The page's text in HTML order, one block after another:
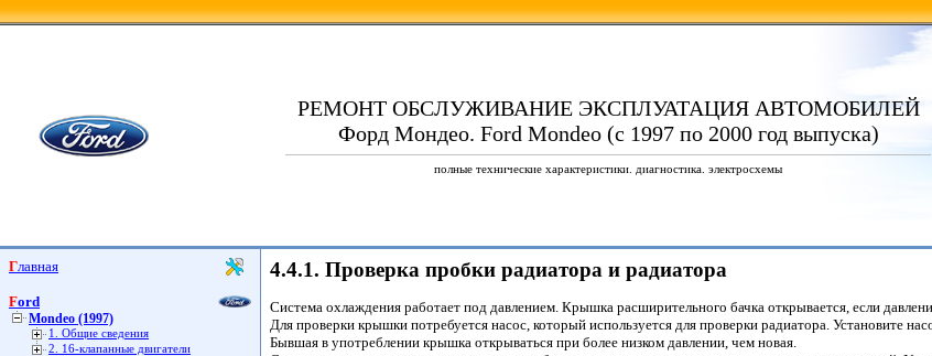
РЕМОНТ ОБСЛУЖИВАНИЕ ЭКСПЛУАТАЦИЯ АВТОМОБИЛЕЙ
Форд Мондео. Ford Mondeo (с 1997 по 2000 год выпуска)
полные технические характеристики. диагностика. электросхемы
Главная
Ford
Mondeo (1997)
1. Общие сведения
2. 16-клапанные двигатели
4.4.1. Проверка пробки радиатора и радиатора
Система охлаждения работает под давлением. Крышка расширительного бачка открывается, если
Для проверки крышки потребуется насос, который используется для проверки радиатора. Установите
Бывшая в употреблении крышка открываться при более низком давлении, чем новая.